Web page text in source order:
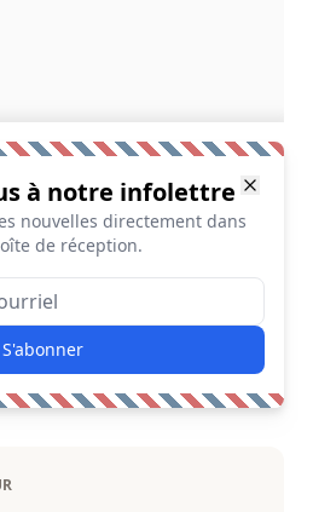
à notre infolettre
nouvelles directement dans
de réception.
S'abonner